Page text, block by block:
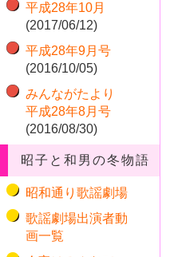
平成28年10月
(2017/06/12)
平成28年9月号
(2016/10/05)
みんながたより
平成28年8月号
(2016/08/30)
昭子と和男の冬物語
昭和通り歌謡劇場
歌謡劇場出演者動
画一覧